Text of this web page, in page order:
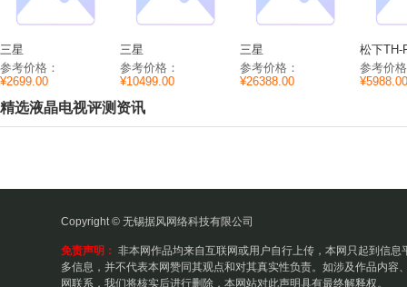
三星
PA43H4000AJXXZ
等离子电视参数
参考价格：
¥2699.00
三星
PS60F5000ARXXZ
等离子电视参数分辨
参考价格：
¥10499.00
三星
PS64D8000FJXXZ
等离子电视参数性能/
参考价格：
¥26388.00
松下TH-
等离子
CPU/内
参考价
¥5988.00
精选液晶电视评测资讯
Copyright © 无锡据风网络科技有限公司
免责声明： 非本网作品均来自互联网或用户自行上传，本网只起到信息
多信息，并不代表本网赞同其观点和对其真实性负责。如涉及作品内容
网联系，我们将核实后进行删除，本网站对此声明具有最终解释权。